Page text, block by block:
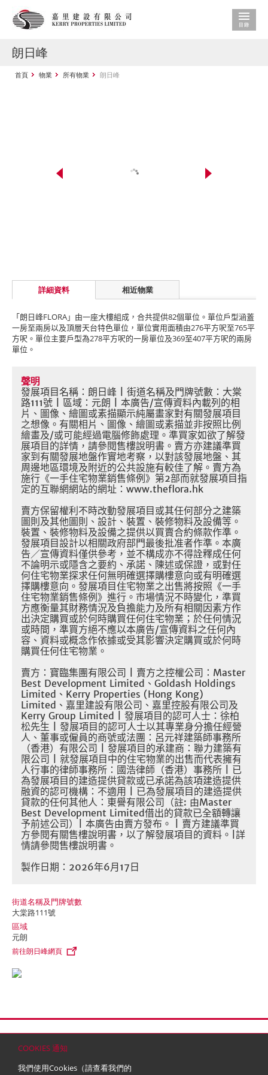
COOKIES 通知
我們使用Cookies（請查看我們的
朗日峰
首頁 物業 所有物業 朗日峰
詳細資料 相近物業
「朗日峰FLORA」由一座大樓組成，合共提供82個單位。單位戶型涵蓋
一房至兩房以及頂層天台特色單位，單位實用面積由276平方呎至765平
方呎。單位主要戶型為278平方呎的一房單位及369至407平方呎的兩房
單位。
聲明
發展項目名稱：朗日峰
街道名稱及門牌號數：大棠
路111號 區域：元朗 本廣告/宣傳資料內載列的相
片、圖像、繪圖或素描顯示純屬畫家對有關發展項目
之想像。有關相片、圖像、繪圖或素描並非按照比例
繪畫及/或可能經過電腦修飾處理。準買家如欲了解發
展項目的詳情，請參閱售樓說明書。賣方亦建議準買
家到有關發展地盤作實地考察，以對該發展地盤、其
周邊地區環境及附近的公共設施有較佳了解。賣方為
施行《一手住宅物業銷售條例》第2部而就發展項目指
定的互聯網網站的網址： www.theflora.hk
賣方保留權利不時改動發展項目或其任何部分之建築
圖則及其他圖則、設計、裝置、裝修物料及設備等。
裝置、裝修物料及設備之提供以買賣合約條款作準。
發展項目設計以相關政府部門最後批准者作準。本廣
告／宣傳資料僅供參考，並不構成亦不得詮釋成任何
不論明示或隱含之要約、承諾、陳述或保證，或對任
何住宅物業探求任何無明確選擇購樓意向或有明確選
擇購樓意向。發展項目住宅物業之出售將按照《一手
住宅物業銷售條例》進行。市場情況不時變化，準買
方應衡量其財務情況及負擔能力及所有相關因素方作
出決定購買或於何時購買任何住宅物業；於任何情況
或時間，準買方絕不應以本廣告/宣傳資料之任何內
容、資料或概念作依據或受其影響決定購買或於何時
購買任何住宅物業。
賣方：寶臨集團有限公司
賣方之控權公司： Master
Best Development Limited 、 Goldash Holdings
Limited 、 Kerry Properties (Hong Kong)
Limited 、嘉里建設有限公司、嘉里控股有限公司及
Kerry Group Limited | 發展項目的認可人士：徐柏
松先生
發展項目的認可人士以其專業身分擔任經營
人、董事或僱員的商號或法團：呂元祥建築師事務所
（香港）有限公司
發展項目的承建商：聯力建築有
限公司
就發展項目中的住宅物業的出售而代表擁有
人行事的律師事務所：國浩律師（香港）事務所
已
為發展項目的建造提供貸款或已承諾為該項建造提供
融資的認可機構：不適用
已為發展項目的建造提供
貸款的任何其他人：東譽有限公司（註: 由Master
Best Development Limited借出的貸款已全額轉讓
予前述公司）
本廣告由賣方發布。
賣方建議準買
方參閱有關售樓說明書，以了解發展項目的資料。 詳
情請參閱售樓說明書。
製作日期： 2026年6月17 日
街道名稱及門牌號數
大棠路111號
區域
元朗
前往朗日峰網頁
© 2026 嘉里建設有限公司 (於百慕達註冊成立之有限公司)